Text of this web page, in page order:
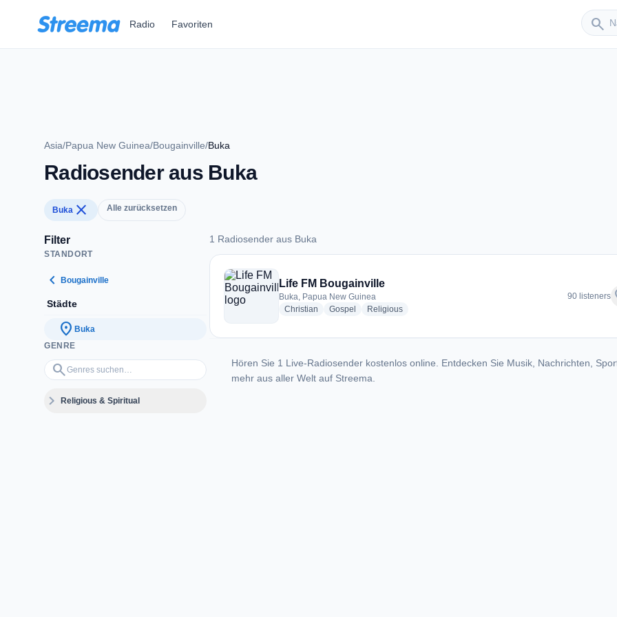
Radio Favoriten search
Sender
Asia/Papua New Guinea/Bougainville/Buka
Radiosender aus Buka
Buka close Alle zurücksetzen
Filter
STANDORT
chevron_left Bougainville
Städte
location_on Buka
GENRE
search
Genres suchen…
expand_moreReligious & Spiritual
1 Radiosender aus Buka
1 Radiosender aus Buka
Life FM Bougainville
Buka, Papua New Guinea
Christian radio stations
Gospel radio stations
Religiousradio stations
90 listeners
Hören Sie 1 Live-Radiosender kostenlos online. Entdecken Sie Musik, Nachrichten,
mehr aus aller Welt auf Streema.